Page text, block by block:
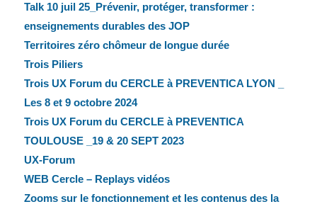
Talk 10 juil 25_Prévenir, protéger, transformer :
enseignements durables des JOP
Territoires zéro chômeur de longue durée
Trois Piliers
Trois UX Forum du CERCLE à PREVENTICA LYON _
Les 8 et 9 octobre 2024
Trois UX Forum du CERCLE à PREVENTICA
TOULOUSE _19 & 20 SEPT 2023
UX-Forum
WEB Cercle – Replays vidéos
Zooms sur le fonctionnement et les contenus des la